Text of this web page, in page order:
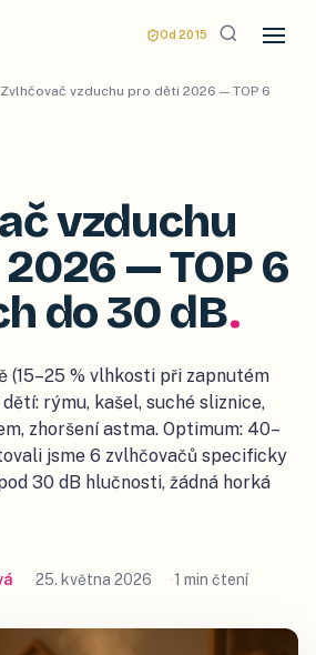
Od 2015
Zvlhčovač vzduchu pro děti 2026 — TOP 6
vzduchu
— TOP 6
do 30 dB.
(15–25 % vlhkosti při zapnutém
rýmu, kašel, suché sliznice,
zhoršení astma. Optimum: 40–
jsme 6 zvlhčovačů specificky
30 dB hlučnosti, žádná horká
25. května 2026 1 min čtení